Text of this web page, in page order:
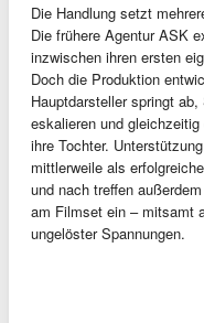
Die Handlung setzt
Die frühere Agentur ASK
inzwischen ihren ersten
Doch die Produktion
Hauptdarsteller springt
eskalieren und
ihre Tochter.
mittlerweile als
und nach treffen
am Filmset ein – mitsamt
ungelöster Spannungen.